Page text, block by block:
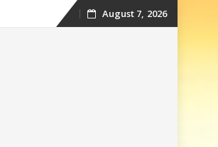
Skip
August 7, 2026